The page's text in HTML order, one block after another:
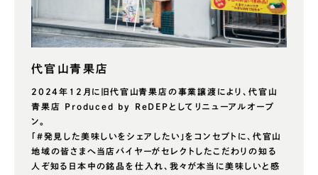
代官山青果店
2024年12月に旧代官山青果店の事業譲渡により、代官山
青果店 Produced by ReDEPとしてリニューアルオープ
ン。
「＃発見した美味しいをシェアしたい」をコンセプトに、代官山
地域の皆さまへ当店バイヤーがセレクトしたこだわりの知る
人ぞ知る日本中の銘品を仕入れ、我々が本当に美味しいと感